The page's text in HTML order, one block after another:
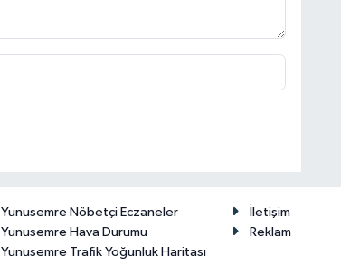
Yunusemre Nöbetçi Eczaneler
Yunusemre Hava Durumu
Yunusemre Trafik Yoğunluk Haritası
İletişim
Reklam